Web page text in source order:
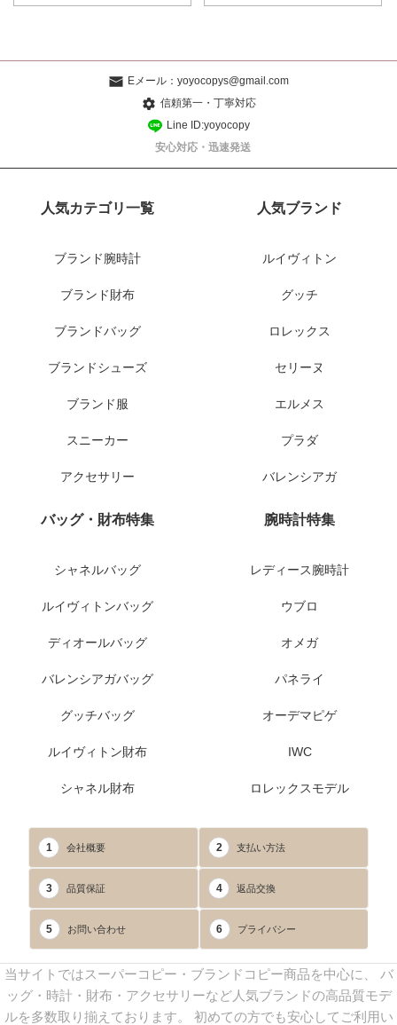
Eメール： yoyocopys@gmail.com
信頼第一・丁寧対応
Line ID:yoyocopy
安心対応・迅速発送
人気カテゴリ一覧
ブランド腕時計
ブランド財布
ブランドバッグ
ブランドシューズ
ブランド服
スニーカー
アクセサリー
人気ブランド
ルイヴィトン
グッチ
ロレックス
セリーヌ
エルメス
プラダ
バレンシアガ
バッグ・財布特集
シャネルバッグ
ルイヴィトンバッグ
ディオールバッグ
バレンシアガバッグ
グッチバッグ
ルイヴィトン財布
シャネル財布
腕時計特集
レディース腕時計
ウブロ
オメガ
パネライ
オーデマピゲ
IWC
ロレックスモデル
1 会社概要 2 支払い方法
3 品質保証 4 返品交換
5 お問い合わせ 6 プライバシー
当サイトではスーパーコピー・ブランドコピー商品を中心に、 バ
ッグ・時計・財布・アクセサリーなど人気ブランドの高品質モデ
ルを多数取り揃えております。 初めての方でも安心してご利用い